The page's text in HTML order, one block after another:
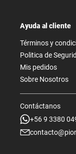
Ayuda al cliente
Términos y
Politica de
Mis pedidos
Sobre Nosotros
Contáctanos
+56 9 3380